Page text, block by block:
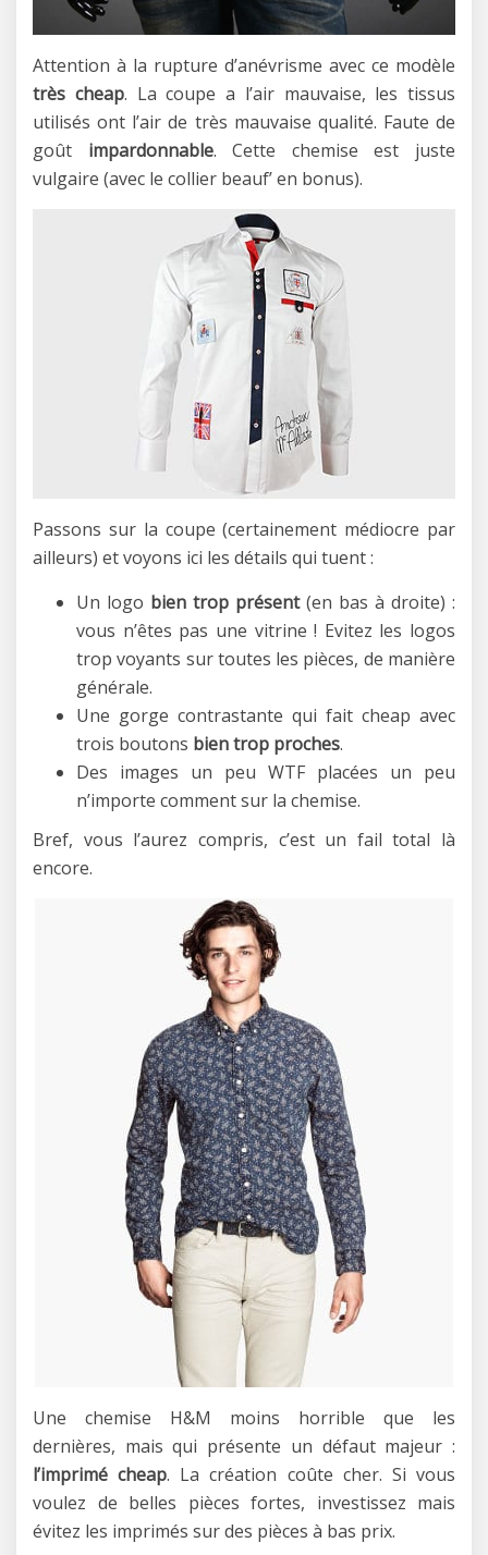
Attention à la rupture d’anévrisme avec ce modèle
très cheap. La coupe a l’air mauvaise, les tissus
utilisés ont l’air de très mauvaise qualité. Faute de
goût impardonnable. Cette chemise est juste
vulgaire (avec le collier beauf’ en bonus).
Passons sur la coupe (certainement médiocre par
ailleurs) et voyons ici les détails qui tuent :
Un logo bien trop présent(en bas à droite) :
vous n’êtes pas une vitrine ! Evitez les logos
trop voyants sur toutes les pièces, de manière
générale.
Une gorge contrastante qui fait cheap avec
trois boutons bien trop proches.
Des images un peu WTF placées un peu
n’importe comment sur la chemise.
Bref, vous l’aurez compris, c’est un fail total là
encore.
Une chemise H&M moins horrible que les
dernières, mais qui présente un défaut majeur :
l’imprimé cheap. La création coûte cher. Si vous
voulez de belles pièces fortes, investissez mais
évitez les imprimés sur des pièces à bas prix.